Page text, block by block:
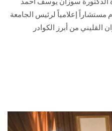
مستشاراً إعلامياً لرئيس الجامعة
أ.د. سوزان القليني من أبرز الكوادر